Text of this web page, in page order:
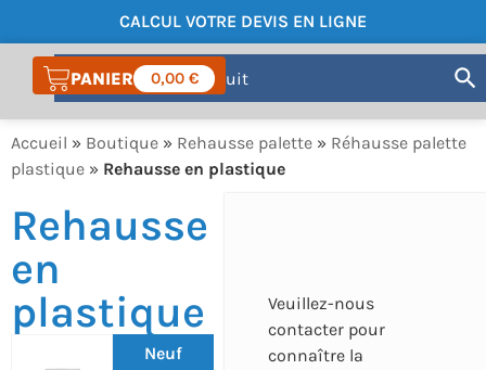
CALCUL VOTRE DEVIS EN LIGNE
COMPTE 0,00 €
Accueil » Boutique » Rehausse palette » Réhausse palette
plastique » Rehausse en plastique
Rehausse
en
plastique
Neuf
Veuillez-nous
contacter pour
connaître la